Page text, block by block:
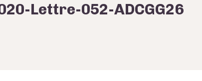
Lettre-052-ADCGG26